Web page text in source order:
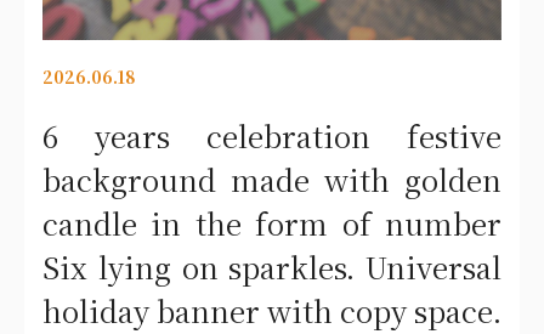
2026.06.18
6 years celebration festive
background made with golden
candle in the form of number
Six lying on sparkles. Universal
holiday banner with copy space.